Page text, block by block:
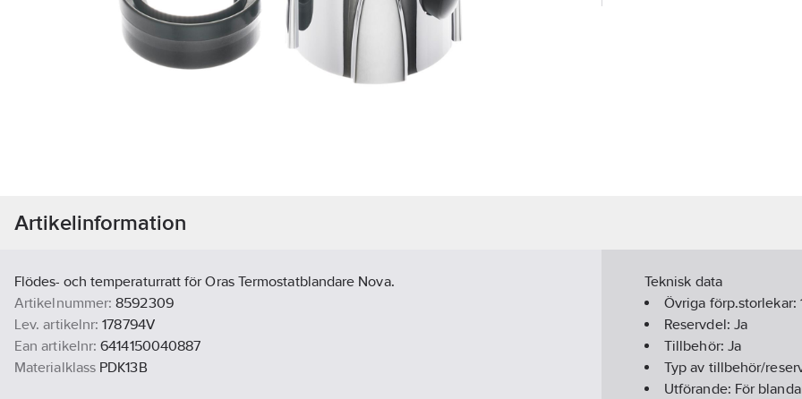
Artikelinformation
Flödes- och temperaturratt för Oras Termostatblandare Nova.
Artikelnummer: 8592309
Lev. artikelnr: 178794V
Ean artikelnr: 6414150040887
Materialklass PDK13B
Teknisk data
Övriga förp.storlekar:
Reservdel: Ja
Tillbehör: Ja
Typ av tillbehör/
Utförande: För